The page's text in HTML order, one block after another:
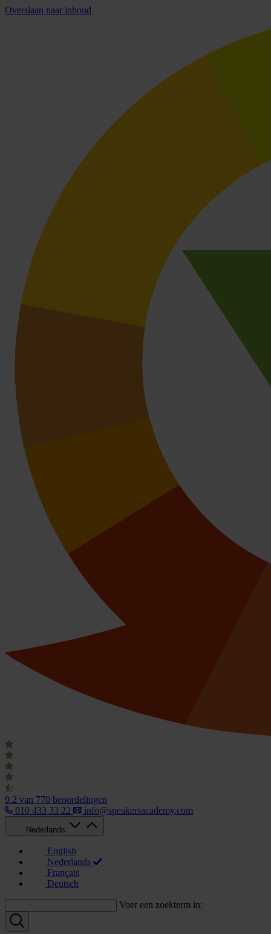
Overslaan naar inhoud
9.2 van 770 beoordelingen
010 433 33 22
info@speakersacademy.com
Nederlands
English
Nederlands
Français
Deutsch
Voer een zoekterm in: